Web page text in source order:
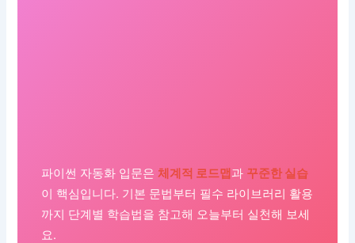
파이썬 자동화 입문은체계적 로드맵 과 꾸준한 실습
이 핵심입니다. 기본 문법부터 필수 라이브러리 활용
까지 단계별 학습법을 참고해 오늘부터 실천해 보세
요.